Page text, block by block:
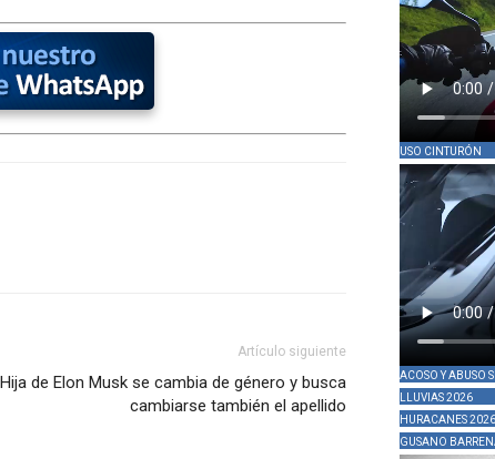
Artículo siguiente
Hija de Elon Musk se cambia de género y busca
cambiarse también el apellido
USO CINTURÓN
ACOSO Y ABUSO
LLUVIAS 2026
HURACANES 2026
GUSANO